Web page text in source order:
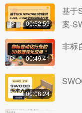
00:52:59
基于
案-
00:49:41
非标
00:08:24